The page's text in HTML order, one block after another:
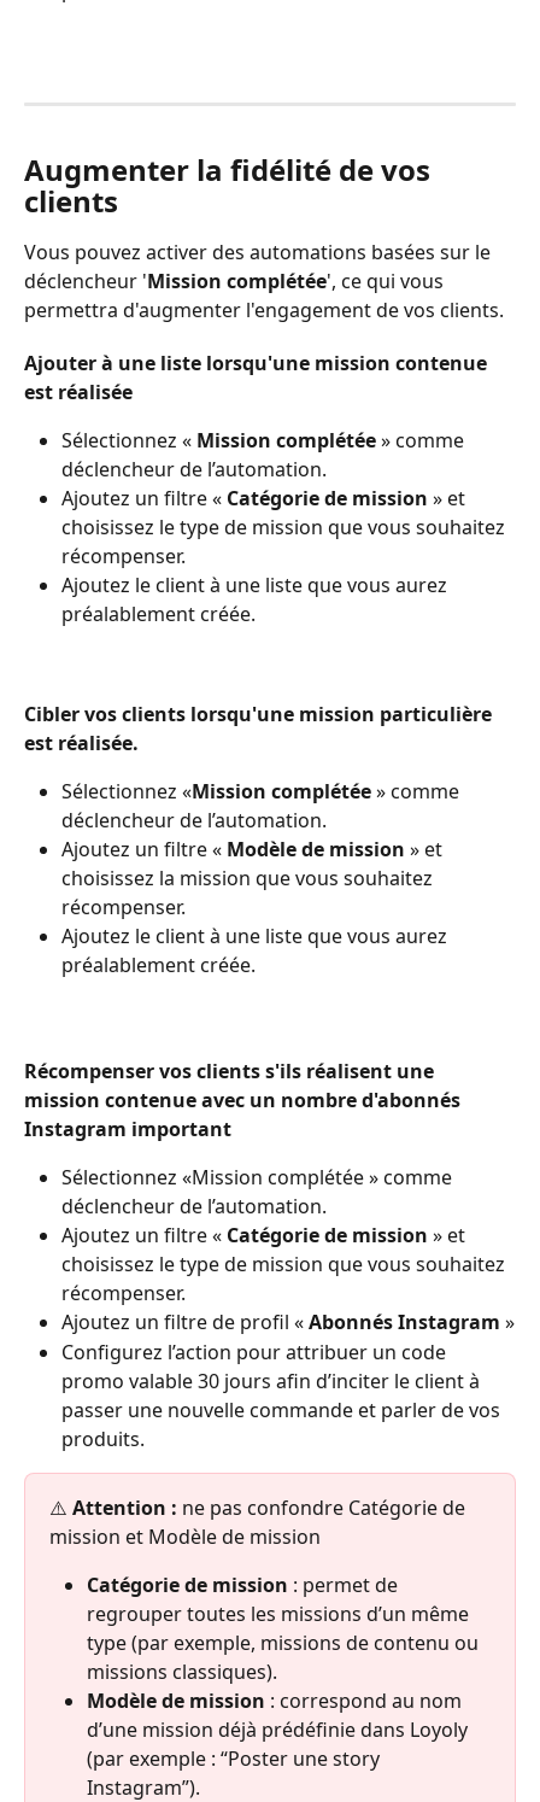
Augmenter la fidélité de vos
clients
Vous pouvez activer des automations basées sur le
déclencheur 'Mission complétée', ce qui vous
permettra d'augmenter l'engagement de vos clients.
Ajouter à une liste lorsqu'une mission contenue
est réalisée
Sélectionnez « Mission complétée » comme
déclencheur de l’automation.
Ajoutez un filtre « Catégorie de mission » et
choisissez le type de mission que vous souhaitez
récompenser.
Ajoutez le client à une liste que vous aurez
préalablement créée.
Cibler vos clients lorsqu'une mission particulière
est réalisée.
Sélectionnez «Mission complétée » comme
déclencheur de l’automation.
Ajoutez un filtre « Modèle de mission » et
choisissez la mission que vous souhaitez
récompenser.
Ajoutez le client à une liste que vous aurez
préalablement créée.
Récompenser vos clients s'ils réalisent une
mission contenue avec un nombre d'abonnés
Instagram important
Sélectionnez «Mission complétée » comme
déclencheur de l’automation.
Ajoutez un filtre « Catégorie de mission » et
choisissez le type de mission que vous souhaitez
récompenser.
Ajoutez un filtre de profil « Abonnés Instagram »
Configurez l’action pour attribuer un code
promo valable 30 jours afin d’inciter le client à
passer une nouvelle commande et parler de vos
produits.
⚠️ Attention : ne pas confondre Catégorie de
mission et Modèle de mission
Catégorie de mission : permet de
regrouper toutes les missions d’un même
type (par exemple, missions de contenu ou
missions classiques).
Modèle de mission : correspond au nom
d’une mission déjà prédéfinie dans Loyoly
(par exemple : “Poster une story
Instagram”).